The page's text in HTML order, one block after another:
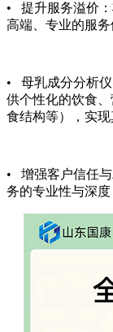
• 提升服务溢价
高端、专业的服务
• 母乳成分分析仪
供个性化的饮食
食结构等），实现
• 增强客户信任
务的专业性与深度